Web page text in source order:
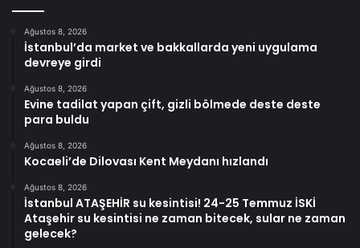
Ağustos 8, 2026
İstanbul’da market ve bakkallarda yeni uygulama
devreye girdi
Ağustos 8, 2026
Evine tadilat yapan çift, gizli bölmede deste deste
para buldu
Ağustos 8, 2026
Kocaeli’de Dilovası Kent Meydanı hızlandı
Ağustos 8, 2026
İstanbul ATAŞEHİR su kesintisi! 24-25 Temmuz İSKİ
Ataşehir su kesintisi ne zaman bitecek, sular ne zaman
gelecek?